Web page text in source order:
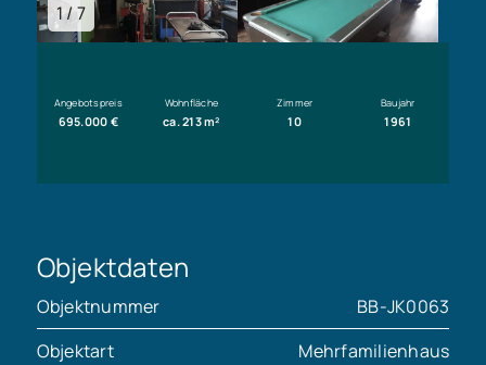
1 / 7
Angebotspreis
695.000 €
Wohnfläche
ca. 213 m²
Zimmer
10
Baujahr
1961
Objektdaten
Objektnummer
BB-JK0063
Objektart
Mehrfamilienhaus